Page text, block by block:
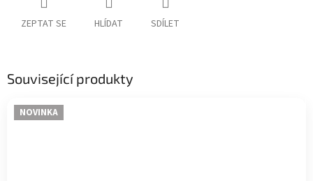
ZEPTAT SE HLÍDAT SDÍLET
Související produkty
NOVINKA